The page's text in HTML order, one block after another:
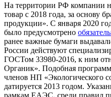
На территории РФ компании
товар с 2018 года, за основу
продукции». С января 2020
было предусмотрено
ранее важные бумаги
России действуют
ГОСТом 33980-2016, к ним
Органик». Подобная
членов НП «Экологического
датируется 2013 годом.
рамкам ЕАЭС, среди правил